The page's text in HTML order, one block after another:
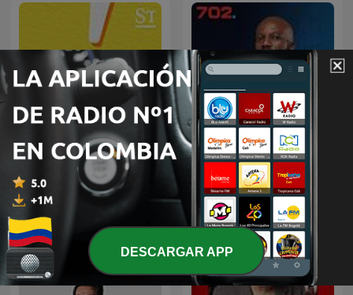
Thema des Tages
The Clement Manyathela
Show
DESCARGAR APP